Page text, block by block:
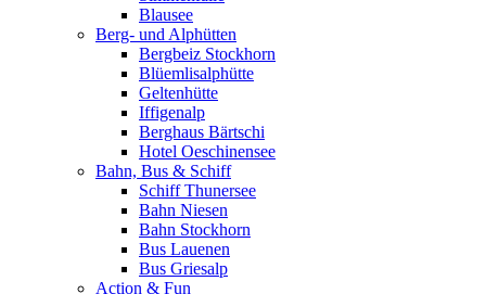
Blausee
Berg- und Alphütten
Bergbeiz Stockhorn
Blüemlisalphütte
Geltenhütte
Iffigenalp
Berghaus Bärtschi
Hotel Oeschinensee
Bahn, Bus & Schiff
Schiff Thunersee
Bahn Niesen
Bahn Stockhorn
Bus Lauenen
Bus Griesalp
Action & Fun